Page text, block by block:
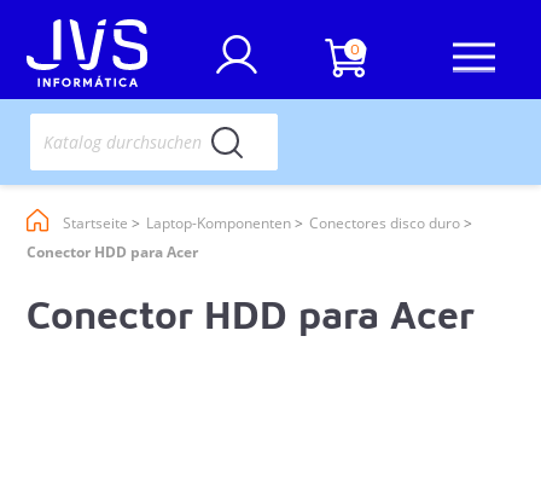
0
Startseite Laptop-Komponenten
Conectores disco duro
Conector HDD para Acer
Conector HDD para Acer